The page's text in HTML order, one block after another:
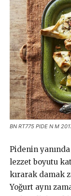
BN RT775 PIDE N M
Pidenin
lezzet boyutu
kırarak damak
Yoğurt aynı